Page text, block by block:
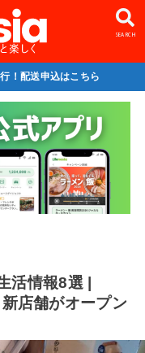
SEARCH
！配送申込はこちら
活情報8選 |
店舗がオープン